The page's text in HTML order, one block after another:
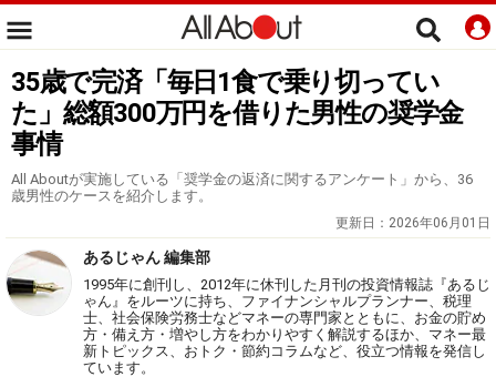
35歳で完済「毎日1食で乗り切ってい
た」総額300万円を借りた男性の奨学金
事情
All Aboutが実施している「奨学金の返済に関するアンケート」から、36
歳男性のケースを紹介します。
更新日： 2026年06月01日
あるじゃん 編集部
1995年に創刊し、2012年に休刊した月刊の投資情報誌『あるじ
ゃん』をルーツに持ち、ファイナンシャルプランナー、税理
士、社会保険労務士などマネーの専門家とともに、お金の貯め
方・備え方・増やし方をわかりやすく解説するほか、マネー最
新トピックス、おトク・節約コラムなど、役立つ情報を発信し
ています。